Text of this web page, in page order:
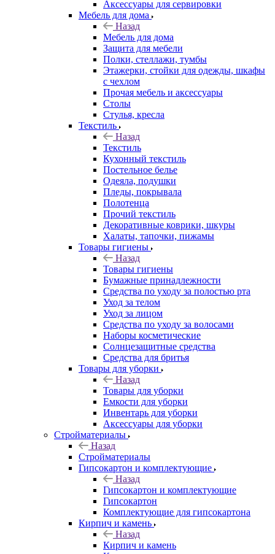
Аксессуары для сервировки
Мебель для дома
Назад
Мебель для дома
Защита для мебели
Полки, стеллажи, тумбы
Этажерки, стойки для одежды, шкафы
с чехлом
Прочая мебель и аксессуары
Столы
Стулья, кресла
Текстиль
Назад
Текстиль
Кухонный текстиль
Постельное белье
Одеяла, подушки
Пледы, покрывала
Полотенца
Прочий текстиль
Декоративные коврики, шкуры
Халаты, тапочки, пижамы
Товары гигиены
Назад
Товары гигиены
Бумажные принадлежности
Средства по уходу за полостью рта
Уход за телом
Уход за лицом
Средства по уходу за волосами
Наборы косметические
Солнцезащитные средства
Средства для бритья
Товары для уборки
Назад
Товары для уборки
Емкости для уборки
Инвентарь для уборки
Аксессуары для уборки
Стройматериалы
Назад
Стройматериалы
Гипсокартон и комплектующие
Назад
Гипсокартон и комплектующие
Гипсокартон
Комплектующие для гипсокартона
Кирпич и камень
Назад
Кирпич и камень